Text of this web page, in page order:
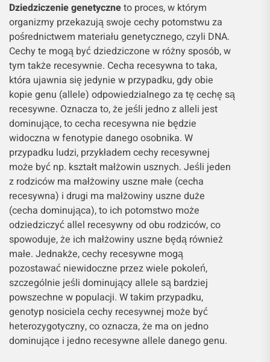
Dziedziczenie genetyczneto proces, w którym
organizmy przekazują swoje cechy potomstwu za
pośrednictwem materiału genetycznego, czyli DNA.
Cechy te mogą być dziedziczone w różny sposób, w
tym także recesywnie. Cecha recesywna to taka,
która ujawnia się jedynie w przypadku, gdy obie
kopie genu (allele) odpowiedzialnego za tę cechę są
recesywne. Oznacza to, że jeśli jedno z alleli jest
dominujące, to cecha recesywna nie będzie
widoczna w fenotypie danego osobnika. W
przypadku ludzi, przykładem cechy recesywnej
może być np. kształt małżowin usznych. Jeśli jeden
z rodziców ma małżowiny uszne małe (cecha
recesywna) i drugi ma małżowiny uszne duże
(cecha dominująca), to ich potomstwo może
odziedziczyć allel recesywny od obu rodziców, co
spowoduje, że ich małżowiny uszne będą również
małe. Jednakże, cechy recesywne mogą
pozostawać niewidoczne przez wiele pokoleń,
szczególnie jeśli dominujący allele są bardziej
powszechne w populacji. W takim przypadku,
genotyp nosiciela cechy recesywnej może być
heterozygotyczny, co oznacza, że ma on jedno
dominujące i jedno recesywne allele danego genu.